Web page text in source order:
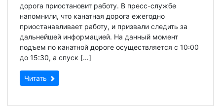
дорога приостановит работу. В пресс-службе
напомнили, что канатная дорога ежегодно
приостанавливает работу, и призвали следить за
дальнейшей информацией. На данный момент
подъем по канатной дороге осуществляется с 10:00
до 15:30, а спуск […]
Читать